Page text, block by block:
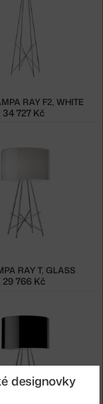
RAY F2, WHITE
34 727 Kč
RAY T, GLASS
29 766 Kč
designovky